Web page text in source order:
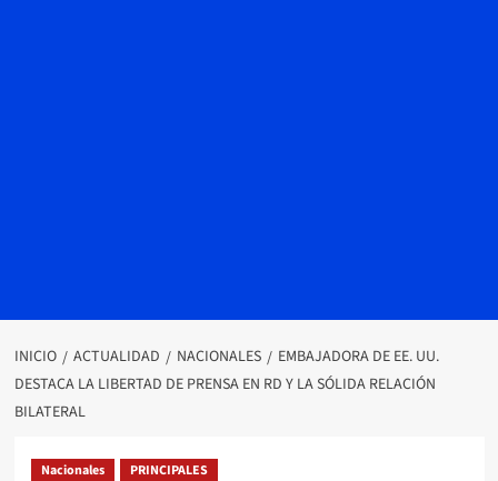
INICIO ACTUALIDAD NACIONALES
EMBAJADORA DE EE. UU.
DESTACA LA LIBERTAD DE PRENSA EN RD Y LA SÓLIDA RELACIÓN
BILATERAL
Nacionales PRINCIPALES